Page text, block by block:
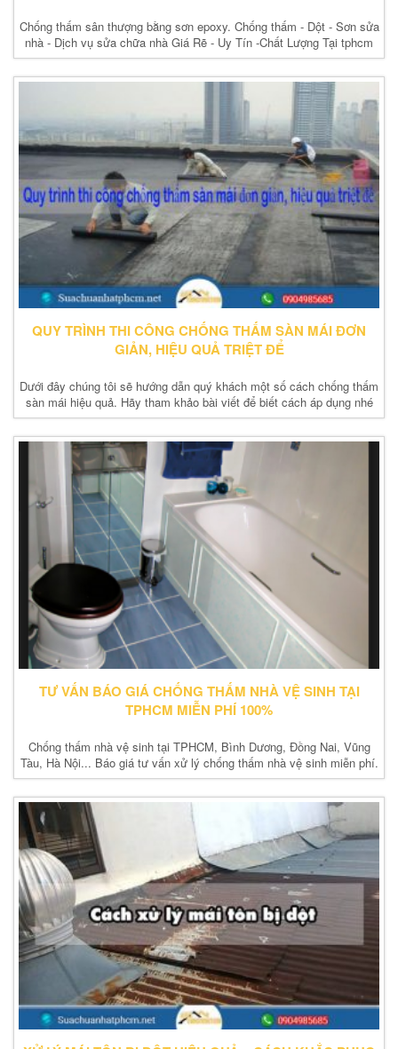
Chống thấm sân thượng bằng sơn epoxy. Chống thấm - Dột - Sơn sửa
nhà - Dịch vụ sửa chữa nhà Giá Rẽ - Uy Tín -Chất Lượng Tại tphcm
QUY TRÌNH THI CÔNG CHỐNG THẤM SÀN MÁI ĐƠN
GIẢN, HIỆU QUẢ TRIỆT ĐỂ
Dưới đây chúng tôi sẽ hướng dẫn quý khách một số cách chống thấm
sàn mái hiệu quả. Hãy tham khảo bài viết để biết cách áp dụng nhé
TƯ VẤN BÁO GIÁ CHỐNG THẤM NHÀ VỆ SINH TẠI
TPHCM MIỄN PHÍ 100%
Chống thấm nhà vệ sinh tại TPHCM, Bình Dương, Đồng Nai, Vũng
Tàu, Hà Nội... Báo giá tư vấn xử lý chống thấm nhà vệ sinh miễn phí.